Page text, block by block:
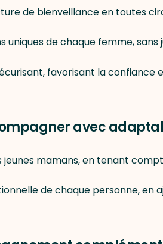
de bienveillance en toutes
uniques de chaque femme,
favorisant la confiance
avec
mamans, en tenant
de chaque personne, en